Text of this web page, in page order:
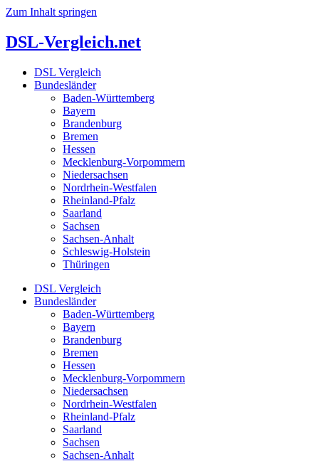
Zum Inhalt springen
DSL-Vergleich.net
DSL Vergleich
Bundesländer
Baden-Württemberg
Bayern
Brandenburg
Bremen
Hessen
Mecklenburg-Vorpommern
Niedersachsen
Nordrhein-Westfalen
Rheinland-Pfalz
Saarland
Sachsen
Sachsen-Anhalt
Schleswig-Holstein
Thüringen
DSL Vergleich
Bundesländer
Baden-Württemberg
Bayern
Brandenburg
Bremen
Hessen
Mecklenburg-Vorpommern
Niedersachsen
Nordrhein-Westfalen
Rheinland-Pfalz
Saarland
Sachsen
Sachsen-Anhalt